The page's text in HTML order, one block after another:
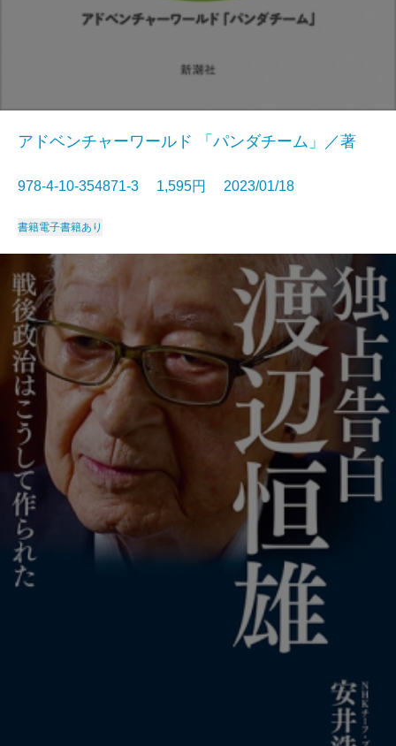
アドベンチャーワールド 「パンダチーム」／著
978-4-10-354871-3 1,595円 2023/01/18
書籍電子書籍あり